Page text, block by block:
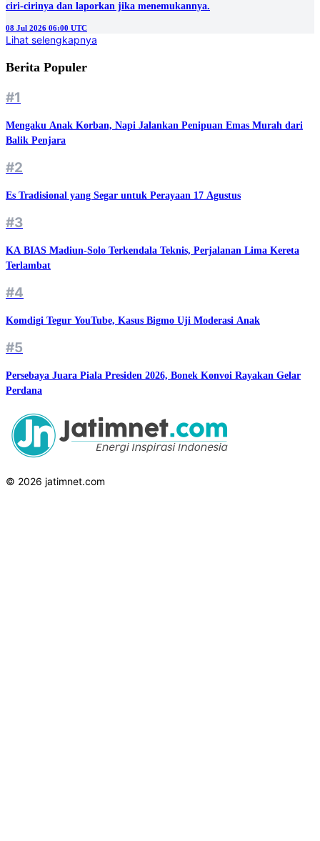
ciri-cirinya dan laporkan jika menemukannya.
08 Jul 2026 06:00 UTC
Lihat selengkapnya
Berita Populer
#1
Mengaku Anak Korban, Napi Jalankan Penipuan Emas Murah dari
Balik Penjara
#2
Es Tradisional yang Segar untuk Perayaan 17 Agustus
#3
KA BIAS Madiun-Solo Terkendala Teknis, Perjalanan Lima Kereta
Terlambat
#4
Komdigi Tegur YouTube, Kasus Bigmo Uji Moderasi Anak
#5
Persebaya Juara Piala Presiden 2026, Bonek Konvoi Rayakan Gelar
Perdana
© 2026 jatimnet.com